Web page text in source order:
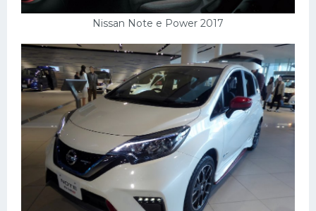
Nissan Note e Power 2017